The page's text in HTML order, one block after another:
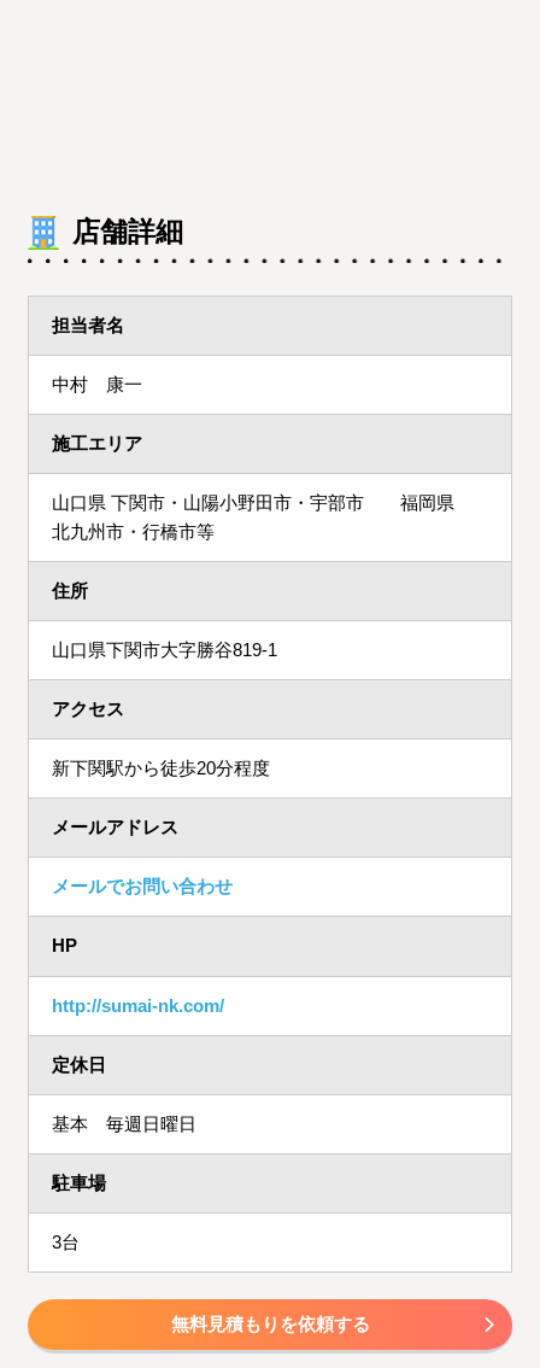
店舗詳細
担当者名
中村 康一
施工エリア
山口県 下関市・山陽小野田市・宇部市 福岡県
北九州市・行橋市等
住所
山口県下関市大字勝谷819-1
アクセス
新下関駅から徒歩20分程度
メールアドレス
メールでお問い合わせ
HP
http://sumai-nk.com/
定休日
基本 毎週日曜日
駐車場
3台
無料見積もりを依頼する